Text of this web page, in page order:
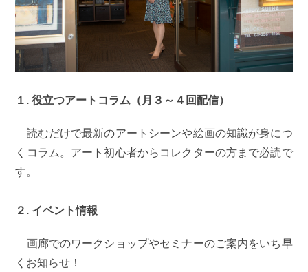
１. 役立つアートコラム（月３～４回配信）
読むだけで最新のアートシーンや絵画の知識が身につ
くコラム。アート初心者からコレクターの方まで必読で
す。
２. イベント情報
画廊でのワークショップやセミナーのご案内をいち早
くお知らせ！